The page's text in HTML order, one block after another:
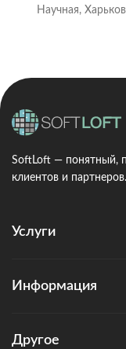
Научная, Харьков
SoftLoft — понятный,
клиентов и партнеров.
Услуги
Информация
Другое